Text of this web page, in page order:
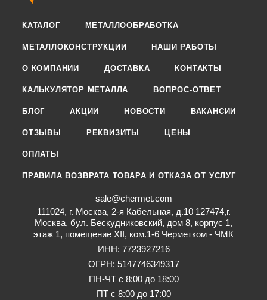
КАТАЛОГ МЕТАЛЛООБРАБОТКА
МЕТАЛЛОКОНСТРУКЦИИ НАШИ РАБОТЫ
О КОМПАНИИ ДОСТАВКА КОНТАКТЫ
КАЛЬКУЛЯТОР МЕТАЛЛА ВОПРОС-ОТВЕТ
БЛОГ АКЦИИ НОВОСТИ ВАКАНСИИ
ОТЗЫВЫ РЕКВИЗИТЫ ЦЕНЫ
ОПЛАТЫ
ПРАВИЛА ВОЗВРАТА ТОВАРА И ОТКАЗА ОТ УСЛУГ
sale@chermet.com
111024, г. Москва, 2-я Кабельная, д.10 127474,г.
Москва, бул. Бескудниковский, дом 8, корпус 1,
этаж 1, помещение XII, ком.1-6 Черметком - ЧМК
ИНН: 7723927216
ОГРН: 5147746349317
ПН-ЧТ с 8:00 до 18:00
ПТ с 8:00 до 17:00